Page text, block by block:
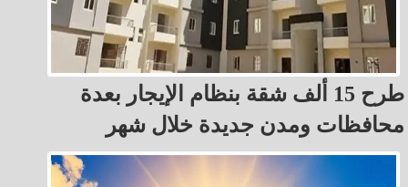
طرح 15 ألف شقة بنظام الإيجار بعدة
محافظات ومدن جديدة خلال شهر